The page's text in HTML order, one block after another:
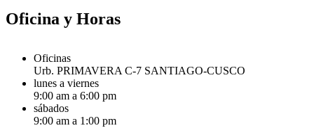
Oficina y Horas
Oficinas
Urb. PRIMAVERA C-7 SANTIAGO-CUSCO
lunes a viernes
9:00 am a 6:00 pm
sábados
9:00 am a 1:00 pm